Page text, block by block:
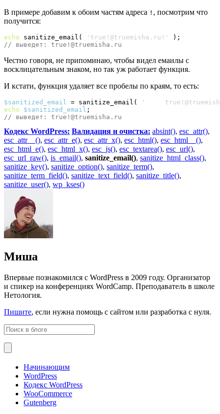
В примере добавим к обоим частям адреса ! , посмотрим что
получится:
echo sanitize_email ( 'true!@truemisha.ru!' )
// выведет: true!@truemisha.ru
Честно говоря, не припоминаю, чтобы видел емаилы с
восклицательным знаком, но так уж работает функция.
И кстати, функция удаляет все пробелы по краям, то есть:
$sanitized_email = sanitize_email (
'
echo
$sanitized_email
// выведет: true!@truemisha.ru
Кодекс WordPress: Валидация и очистка: absint(), esc_attr(),
esc_attr__(), esc_attr_e(), esc_attr_x(), esc_html(), esc_html__(),
esc_html_e(), esc_html_x(), esc_js(), esc_textarea(), esc_url(),
esc_url_raw(), is_email(), sanitize_email(), sanitize_html_class(),
sanitize_key(), sanitize_option(), sanitize_term(),
sanitize_term_field(), sanitize_text_field(), sanitize_title(),
sanitize_user(), wp_kses()
Миша
Впервые познакомился с WordPress в 2009 году. Организатор
и спикер на конференциях WordCamp. Преподаватель в школе
Нетология.
Пишите, если нужна помощь с сайтом или разработка с нуля.
Начинающим
WordPress
Кодекс WordPress
WooCommerce
Gutenberg